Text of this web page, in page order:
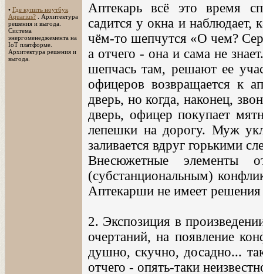
• Где купить ноутбук
Aquarius? . Архитектура
решения и выгода.
Система
энергоменеджемента на
IoT платформе.
Архитектура решения и
выгода.
Аптекарь всё это время
садится у окна и наблюдает,
чём-то шепчутся «О чем?
а отчего - она и сама не
шепчась там, решают ее
офицеров возвращается к
дверь, но когда, наконец,
дверь, офицер покупает
лепешки на дорогу. Муж
заливается вдруг горькими
Внесюжетные элементы
(субстанциональным)
Аптекарши не имеет решения
2. Экспозиция в
очертаний, на появление
душно, скучно, досадно...
отчего - опять-таки